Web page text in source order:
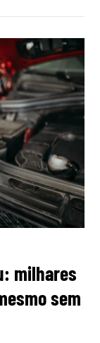
milhares
sem